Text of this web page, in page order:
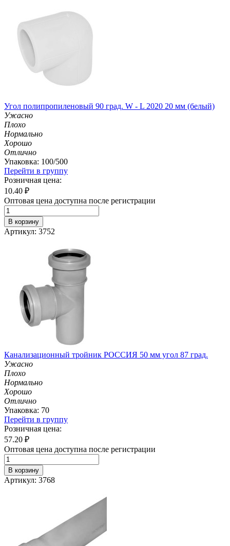
Угол полипропиленовый 90 град. W - L 2020 20 мм (белый)
Ужасно
Плохо
Нормально
Хорошо
Отлично
Упаковка: 100/500
Перейти в группу
Розничная цена:
10.40 ₽
Оптовая цена доступна после регистрации
В корзину
Артикул: 3752
Канализационный тройник РОССИЯ 50 мм угол 87 град.
Ужасно
Плохо
Нормально
Хорошо
Отлично
Упаковка: 70
Перейти в группу
Розничная цена:
57.20 ₽
Оптовая цена доступна после регистрации
В корзину
Артикул: 3768